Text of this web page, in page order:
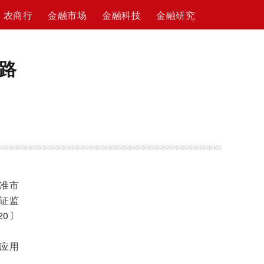
农商行 金融市场 金融科技 金融研究
市
监
〕
用